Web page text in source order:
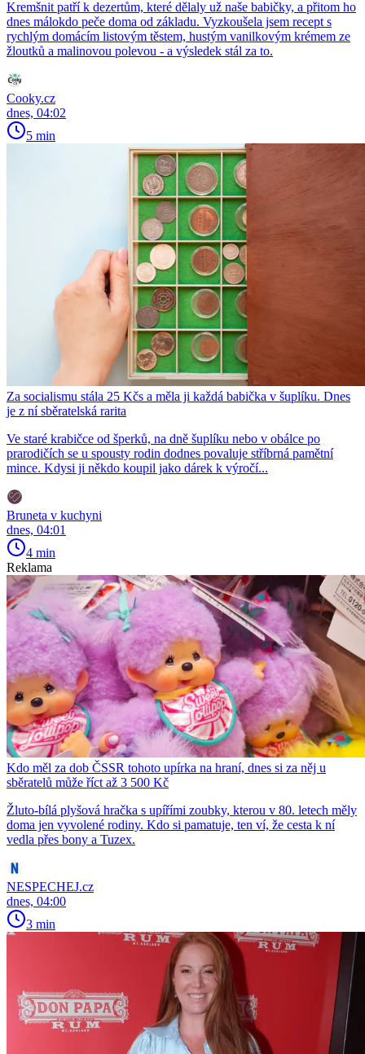
Kremšnit patří k dezertům, které dělaly už naše babičky, a přitom ho
dnes málokdo peče doma od základu. Vyzkoušela jsem recept s
rychlým domácím listovým těstem, hustým vanilkovým krémem ze
žloutků a malinovou polevou - a výsledek stál za to.
Cooky.cz
dnes, 04:02
5 min
Za socialismu stála 25 Kčs a měla ji každá babička v šuplíku. Dnes
je z ní sběratelská rarita
Ve staré krabičce od šperků, na dně šuplíku nebo v obálce po
prarodičích se u spousty rodin dodnes povaluje stříbrná pamětní
mince. Kdysi ji někdo koupil jako dárek k výročí...
Bruneta v kuchyni
dnes, 04:01
4 min
Reklama
Kdo měl za dob ČSSR tohoto upírka na hraní, dnes si za něj u
sběratelů může říct až 3 500 Kč
Žluto-bílá plyšová hračka s upířími zoubky, kterou v 80. letech měly
doma jen vyvolené rodiny. Kdo si pamatuje, ten ví, že cesta k ní
vedla přes bony a Tuzex.
NESPECHEJ.cz
dnes, 04:00
3 min